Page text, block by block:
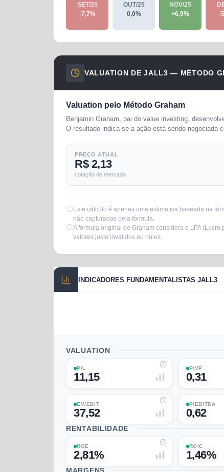
SET/25
-7,7%
OUT/25
0,0%
NOV/25
+6,9%
-
VALUATION DEJALL3 — MÉTODO
Valuation pelo Método Graham
Benjamin Graham, pai do value investing,
O resultado indica se a ação está sendo negociada
PREÇO ATUAL
R$ 2,13
cotação de mercado
Este cálculo é apenas uma estimativa baseada na
não capturadas pela fórmula.
A fórmula original de Graham considera o LPA
valores justo inválidos ou nulos.
INDICADORES FUNDAMENTALISTAS JALL3
VALUATION
P/L
11,15
P/VP
0,31
EV/EBIT
37,52
P/EBITDA
0,62
RENTABILIDADE
ROE
2,81%
ROIC
1,46%